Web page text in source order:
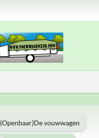
(Openbaar)De vouwwagen